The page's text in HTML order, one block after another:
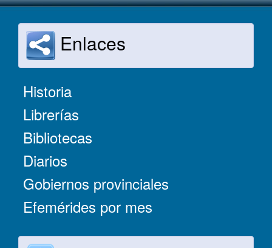
Enlaces
Historia
Librerías
Bibliotecas
Diarios
Gobiernos provinciales
Efemérides por mes